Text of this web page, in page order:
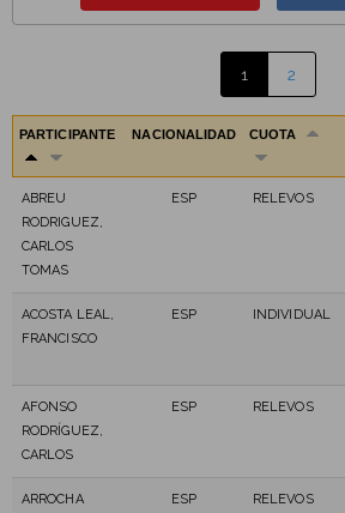
1 2
PARTICIPANTE NACIONALIDAD CUOTA
ABREU
RODRIGUEZ,
CARLOS
TOMAS
ESP RELEVOS
ACOSTA LEAL,
FRANCISCO
ESP INDIVIDUAL
AFONSO
RODRÍGUEZ,
CARLOS
ESP RELEVOS
ARROCHA
ESP RELEVOS